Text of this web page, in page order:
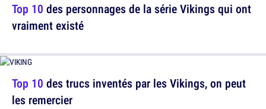
Top 10 des trucs inventés par les Vikings, on peut
les remercier
Top 10 des personnages de la série Vikings qui ont
vraiment existé